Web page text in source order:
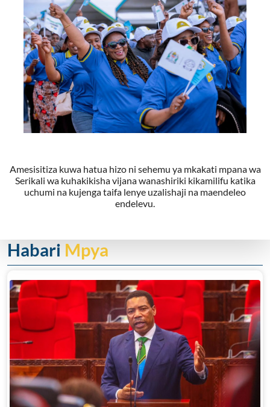
Amesisitiza kuwa hatua hizo ni sehemu ya mkakati mpana wa
Serikali wa kuhakikisha vijana wanashiriki kikamilifu katika
uchumi na kujenga taifa lenye uzalishaji na maendeleo
endelevu.
Habari Mpya